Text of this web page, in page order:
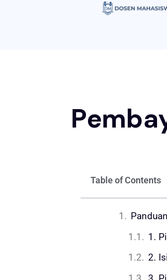
Table of Contents